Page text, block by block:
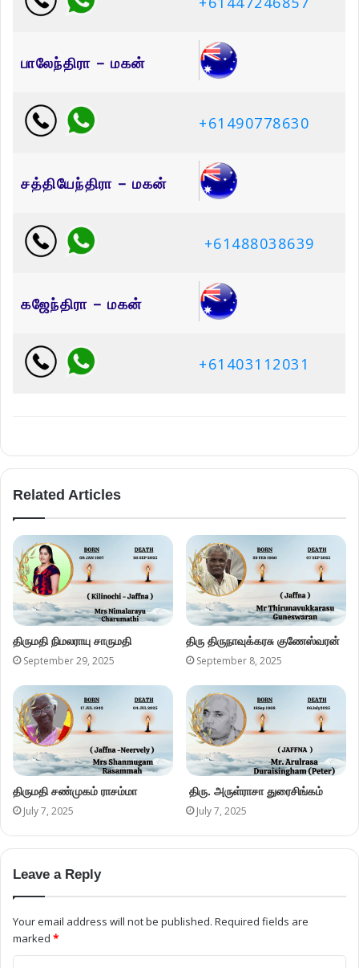
பாலேந்திரா – மகன்
+61490778630
சத்தியேந்திரா – மகன்
+61488038639
கஜேந்திரா – மகன்
+61403112031
Related Articles
திருமதி நிமலராயு சாருமதி
September 29, 2025
திரு திருநாவுக்கரசு குணேஸ்வரன்
September 8, 2025
திருமதி சண்முகம் ராசம்மா
July 7, 2025
திரு. அருள்ராசா துரைசிங்கம்
July 7, 2025
Leave a Reply
Your email address will not be published. Required fields are
marked *